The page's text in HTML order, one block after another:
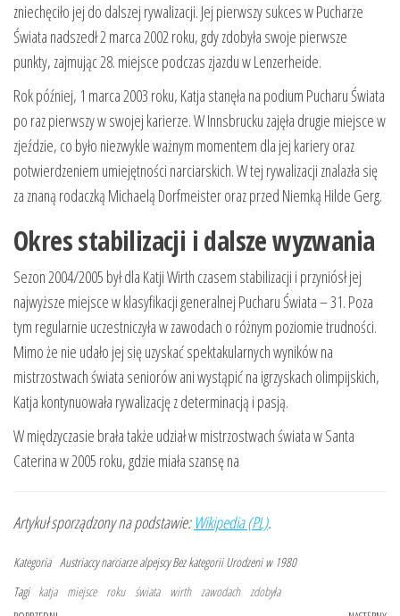
zniechęciło jej do dalszej rywalizacji. Jej pierwszy sukces w Pucharze
Świata nadszedł 2 marca 2002 roku, gdy zdobyła swoje pierwsze
punkty, zajmując 28. miejsce podczas zjazdu w Lenzerheide.
Rok później, 1 marca 2003 roku, Katja stanęła na podium Pucharu Świata
po raz pierwszy w swojej karierze. W Innsbrucku zajęła drugie miejsce w
zjeździe, co było niezwykle ważnym momentem dla jej kariery oraz
potwierdzeniem umiejętności narciarskich. W tej rywalizacji znalazła się
za znaną rodaczką Michaelą Dorfmeister oraz przed Niemką Hilde Gerg.
Okres stabilizacji i dalsze wyzwania
Sezon 2004/2005 był dla Katji Wirth czasem stabilizacji i przyniósł jej
najwyższe miejsce w klasyfikacji generalnej Pucharu Świata – 31. Poza
tym regularnie uczestniczyła w zawodach o różnym poziomie trudności.
Mimo że nie udało jej się uzyskać spektakularnych wyników na
mistrzostwach świata seniorów ani wystąpić na igrzyskach olimpijskich,
Katja kontynuowała rywalizację z determinacją i pasją.
W międzyczasie brała także udział w mistrzostwach świata w Santa
Caterina w 2005 roku, gdzie miała szansę na
Artykuł sporządzony na podstawie:Wikipedia (PL).
Kategoria Austriaccy narciarze alpejscy Bez kategorii Urodzeni w 1980
Tagi katja miejsce roku świata wirth zawodach zdobyła